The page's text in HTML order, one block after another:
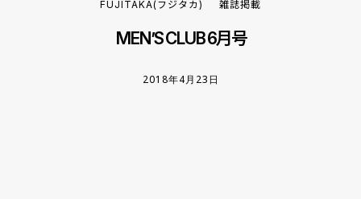
FUJITAKA(フジタカ) 雑誌掲載
MEN’S CLUB 6月号
2018年4月23日